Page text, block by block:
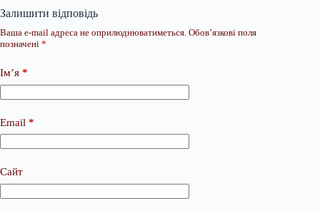
Залишити відповідь
Ваша e-mail адреса не оприлюднюватиметься. Обов’язкові поля
позначені *
Ім’я *
Email *
Сайт